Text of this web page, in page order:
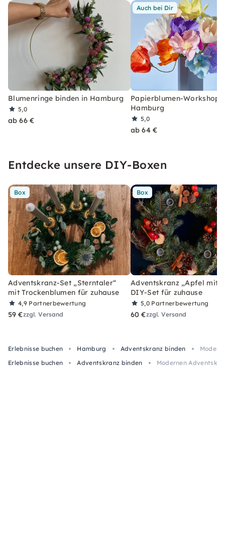
Blumenringe binden in Hamburg
5,0
ab 66 €
Auch bei Dir
Papierblumen-Workshop
Hamburg
5,0
ab 64 €
Entdecke unsere DIY-Boxen
Box
Adventskranz-Set „Sterntaler“
mit Trockenblumen für zuhause
4,9 Partnerbewertung
59 €zzgl. Versand
Box
Adventskranz „Apfel mit
DIY-Set für zuhause
5,0 Partnerbewertung
60 €zzgl. Versand
Erlebnisse buchen Hamburg Adventskranz binden
Erlebnisse buchen
Adventskranz binden Modernen